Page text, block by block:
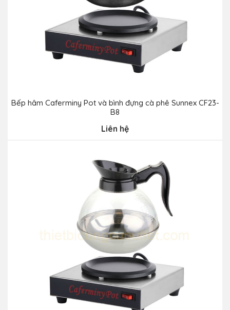
Bếp hâm Caferminy Pot và bình đựng cà phê Sunnex CF23-
B8
Liên hệ